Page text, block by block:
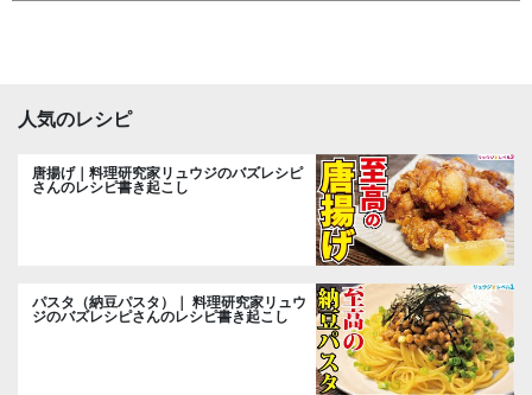
人気のレシピ
唐揚げ｜料理研究家リュウジのバズレシピ
さんのレシピ書き起こし
パスタ（納豆パスタ）｜ 料理研究家リュウ
ジのバズレシピさんのレシピ書き起こし